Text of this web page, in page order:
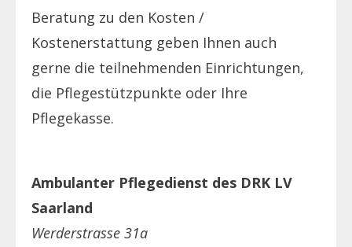
Beratung zu den Kosten /
Kostenerstattung geben Ihnen auch
gerne die teilnehmenden Einrichtungen,
die Pflegestützpunkte oder Ihre
Pflegekasse.
Ambulanter Pflegedienst des DRK LV
Saarland
Werderstrasse 31a